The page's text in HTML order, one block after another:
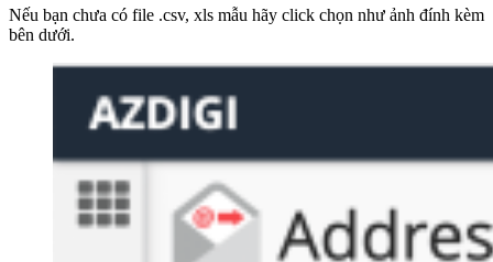
Nếu bạn chưa có file .csv, xls mẫu hãy click chọn như ảnh đính kèm
bên dưới.